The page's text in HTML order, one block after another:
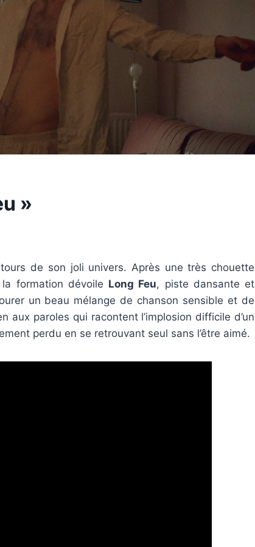
»
de son joli univers. Après une très chouette
formation dévoile Long Feu, piste dansante et
un beau mélange de chanson sensible et de
aux paroles qui racontent l’implosion difficile d’un
perdu en se retrouvant seul sans l’être aimé.